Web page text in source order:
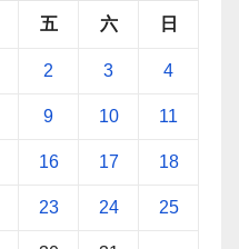
五 六 日
2 3 4
9 10 11
16 17 18
23 24 25